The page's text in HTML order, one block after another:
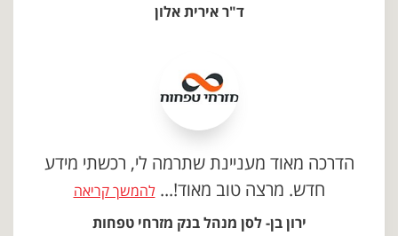
ד"ר אירית אלון
הדרכה מאוד מעניינת שתרמה לי, רכשתי מידע
חדש. מרצה טוב מאוד!...להמשך קריאה
ירון בן- לסן מנהל בנק מזרחי טפחות